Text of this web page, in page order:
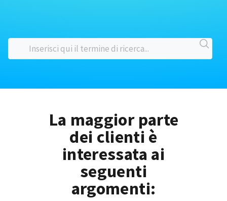
La maggior parte
dei clienti è
interessata ai
seguenti
argomenti: